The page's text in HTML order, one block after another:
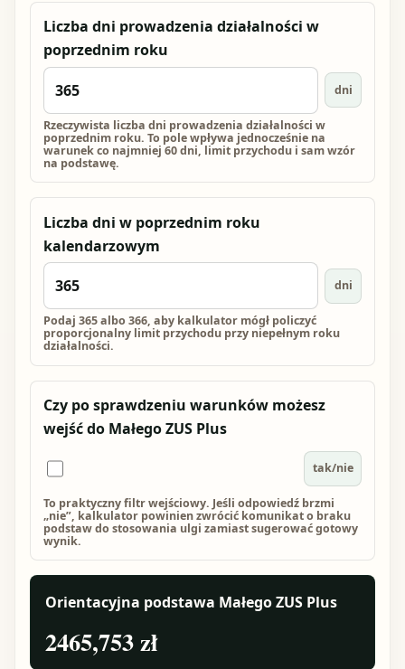
Liczba dni prowadzenia działalności w
poprzednim roku
dni
Rzeczywista liczba dni prowadzenia działalności w
poprzednim roku. To pole wpływa jednocześnie na
warunek co najmniej 60 dni, limit przychodu i sam wzór
na podstawę.
Liczba dni w poprzednim roku
kalendarzowym
dni
Podaj 365 albo 366, aby kalkulator mógł policzyć
proporcjonalny limit przychodu przy niepełnym roku
działalności.
Czy po sprawdzeniu warunków możesz
wejść do Małego ZUS Plus
tak/nie
To praktyczny filtr wejściowy. Jeśli odpowiedź brzmi
„nie”, kalkulator powinien zwrócić komunikat o braku
podstaw do stosowania ulgi zamiast sugerować gotowy
wynik.
Orientacyjna podstawa Małego ZUS Plus
2465,753 zł